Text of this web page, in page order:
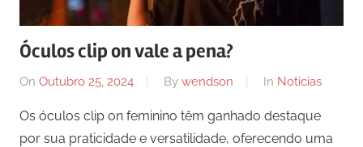
Óculos clip on vale a pena?
On Outubro 25, 2024 By wendson In Noticias
Os óculos clip on feminino têm ganhado destaque
por sua praticidade e versatilidade, oferecendo uma